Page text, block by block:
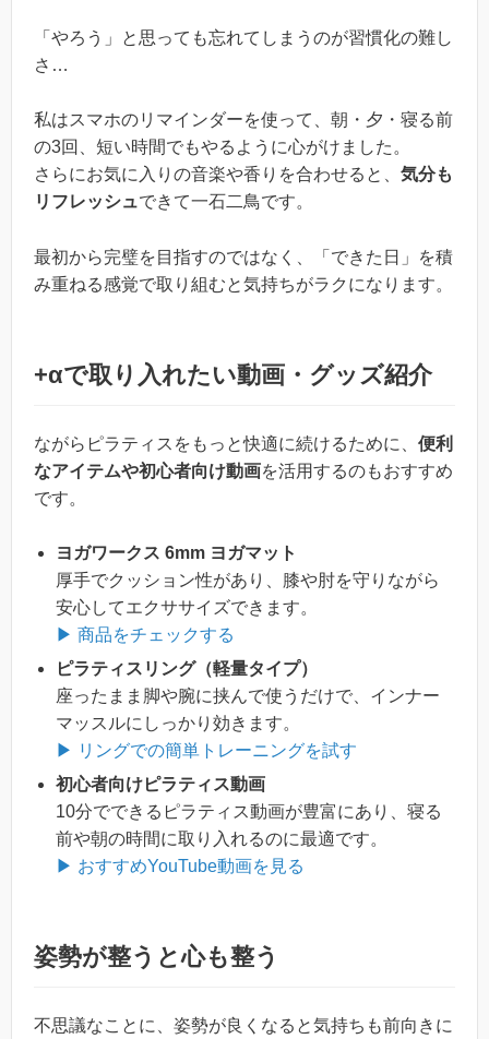
「やろう」と思っても忘れてしまうのが習慣化の難し
さ…
私はスマホのリマインダーを使って、朝・夕・寝る前
の3回、短い時間でもやるように心がけました。
さらにお気に入りの音楽や香りを合わせると、 気分も
リフレッシュできて一石二鳥です。
最初から完璧を目指すのではなく、「できた日」を積
み重ねる感覚で取り組むと気持ちがラクになります。
+αで取り入れたい動画・グッズ紹介
ながらピラティスをもっと快適に続けるために、 便利
なアイテムや初心者向け動画を活用するのもおすすめ
です。
ヨガワークス 6mm ヨガマット
厚手でクッション性があり、膝や肘を守りながら
安心してエクササイズできます。
▶ 商品をチェックする
ピラティスリング（軽量タイプ）
座ったまま脚や腕に挟んで使うだけで、インナー
マッスルにしっかり効きます。
▶ リングでの簡単トレーニングを試す
初心者向けピラティス動画
10分でできるピラティス動画が豊富にあり、寝る
前や朝の時間に取り入れるのに最適です。
▶ おすすめYouTube動画を見る
姿勢が整うと心も整う
不思議なことに、姿勢が良くなると気持ちも前向きに